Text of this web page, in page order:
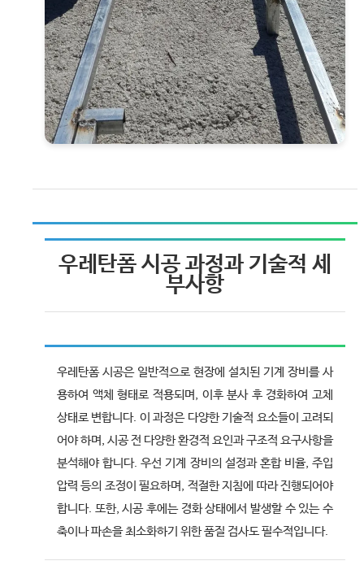
우레탄폼 시공 과정과 기술적 세
부사항
우레탄폼 시공은 일반적으로 현장에 설치된 기계 장비를 사
용하여 액체 형태로 적용되며, 이후 분사 후 경화하여 고체
상태로 변합니다. 이 과정은 다양한 기술적 요소들이 고려되
어야 하며, 시공 전 다양한 환경적 요인과 구조적 요구사항을
분석해야 합니다. 우선 기계 장비의 설정과 혼합 비율, 주입
압력 등의 조정이 필요하며, 적절한 지침에 따라 진행되어야
합니다. 또한, 시공 후에는 경화 상태에서 발생할 수 있는 수
축이나 파손을 최소화하기 위한 품질 검사도 필수적입니다.